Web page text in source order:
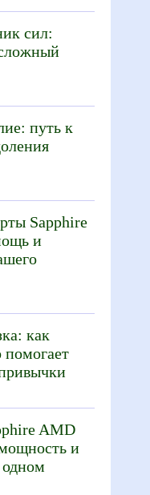
сил:
путь к
Sapphire
и
как
помогает
AMD
и
одном